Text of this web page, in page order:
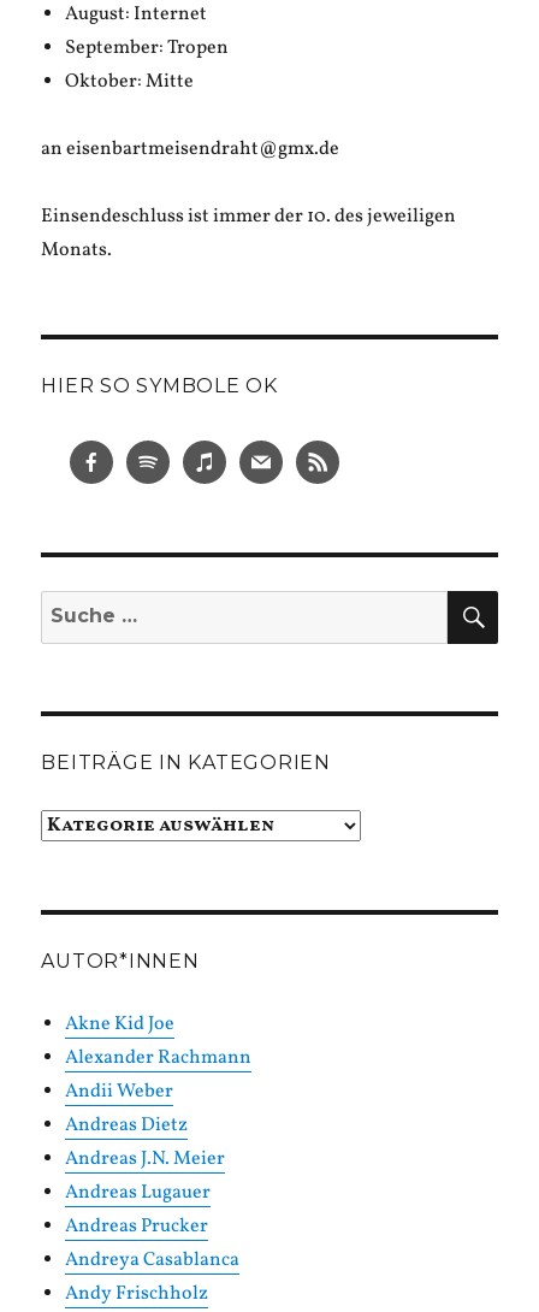
August: Internet
September: Tropen
Oktober: Mitte
an eisenbartmeisendraht@gmx.de
Einsendeschluss ist immer der 10. des jeweiligen
Monats.
HIER SO SYMBOLE OK
Suche
nach:
BEITRÄGE IN KATEGORIEN
Beiträge
AUTOR*INNEN
Akne Kid Joe
Alexander Rachmann
Andii Weber
Andreas Dietz
Andreas J.N. Meier
Andreas Lugauer
Andreas Prucker
Andreya Casablanca
Andy Frischholz